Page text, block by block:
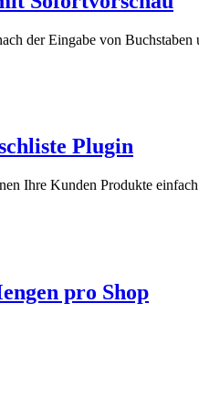
der Eingabe von
Plugin
Ihre Kunden Produkte
pro Shop